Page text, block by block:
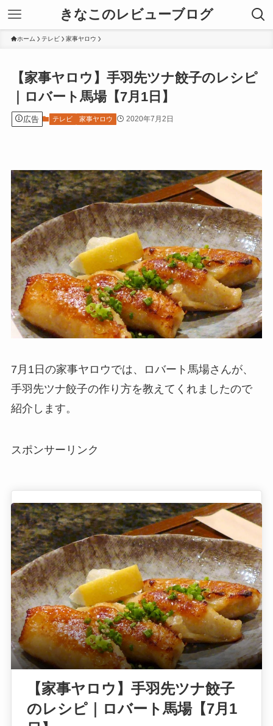
きなこのレビューブログ
ホーム テレビ 家事ヤロウ
【家事ヤロウ】手羽先ツナ餃子のレシピ
｜ロバート馬場【7月1日】
広告 テレビ 家事ヤロウ 2020年7月2日
7月1日の家事ヤロウでは、ロバート馬場さんが、
手羽先ツナ餃子の作り方を教えてくれましたので
紹介します。
スポンサーリンク
【家事ヤロウ】手羽先ツナ餃子
のレシピ｜ロバート馬場【7月1